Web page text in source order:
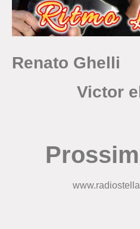
Renato Ghelli
Victor